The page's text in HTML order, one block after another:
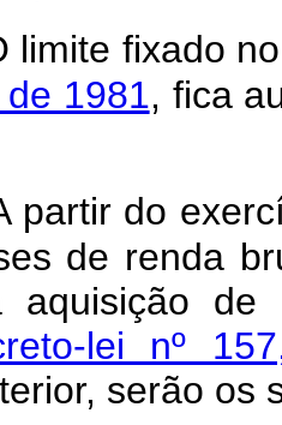
limite fixado
1981, fica
partir do
de renda
aquisição
lei nº
serão os